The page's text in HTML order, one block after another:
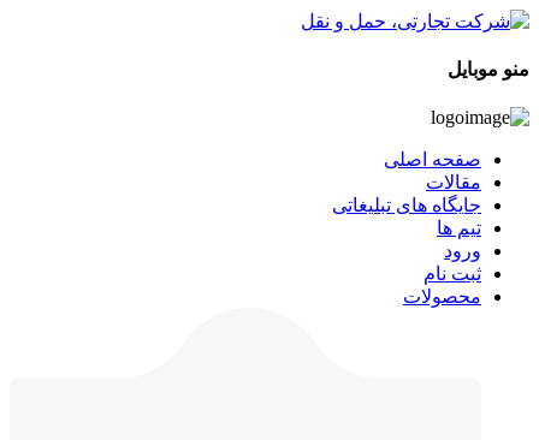
منو موبایل
صفحه اصلی
مقالات
جایگاه های تبلیغاتی
تیم ها
ورود
ثبت نام
محصولات